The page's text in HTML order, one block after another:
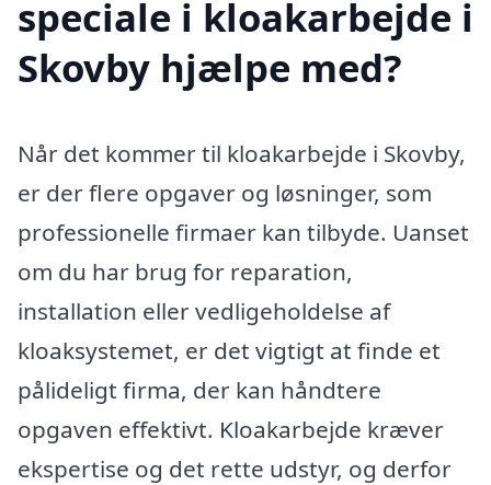
speciale i kloakarbejde i
Skovby hjælpe med?
Når det kommer til kloakarbejde i Skovby,
er der flere opgaver og løsninger, som
professionelle firmaer kan tilbyde. Uanset
om du har brug for reparation,
installation eller vedligeholdelse af
kloaksystemet, er det vigtigt at finde et
pålideligt firma, der kan håndtere
opgaven effektivt. Kloakarbejde kræver
ekspertise og det rette udstyr, og derfor